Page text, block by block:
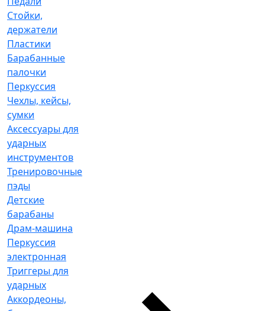
Стойки,
держатели
Пластики
Барабанные
палочки
Перкуссия
Чехлы, кейсы,
сумки
Аксессуары для
ударных
инструментов
Тренировочные
пэды
Детские
барабаны
Драм-машина
Перкуссия
электронная
Триггеры для
ударных
Аккордеоны,